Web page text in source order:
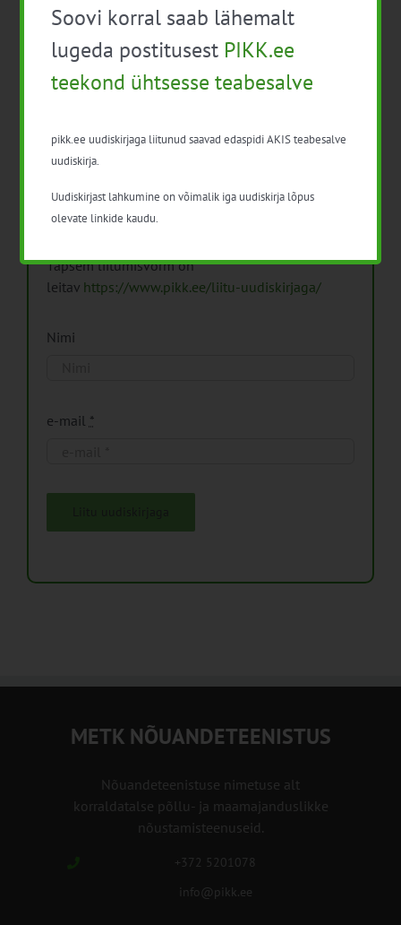
Pikk.ee uudiskirjaga liitumine.
Isikuandmeid töötleme vastavalt
Isikuandmete
Täpsem liitumisvorm on
leitav https://www.pikk.ee/liitu-uudiskirjaga/
Nimi
e-mail *
METK NÕUANDETEENISTUS
Nõuandeteenistuse nimetuse alt
korraldatalse põllu- ja maamajanduslikke
nõustamisteenuseid.
+372 5201078
info@pikk.ee
Soovi korral saab lähemalt
lugeda postitusest PIKK.ee
teekond ühtsesse teabesalve
pikk.ee uudiskirjaga liitunud saavad edaspidi AKIS teabesalve
uudiskirja.
Uudiskirjast lahkumine on võimalik iga uudiskirja lõpus
olevate linkide kaudu.